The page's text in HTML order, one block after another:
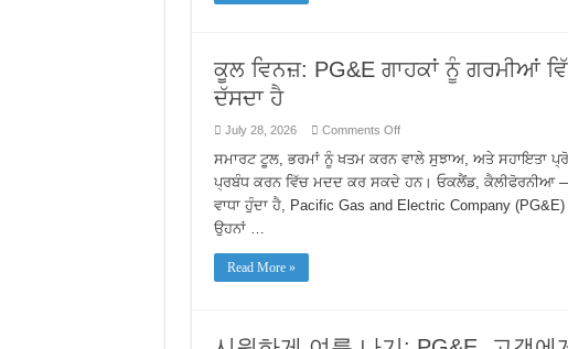
hàng
lượng
mùa
hè
ਕੂਲ ਵਿਨਜ਼: PG&E ਗਾਹਕਾਂ ਨੂੰ ਗਰਮੀਆਂ
ਦੱਸਦਾ ਹੈ
July 28, 2026 Comments Offon
ਵਿਨਜ਼:
ਗਾਹਕਾਂ
ਨੂੰ
ਗਰਮੀਆਂ
ਹੈ
ਸਮਾਰਟ ਟੂਲ, ਭਰਮਾਂ ਨੂੰ ਖਤਮ ਕਰਨ ਵਾਲੇ ਸੁਝਾਅ, ਅਤੇ ਸਹਾਇਤਾ
ਪ੍ਰਬੰਧ ਕਰਨ ਵਿੱਚ ਮਦਦ ਕਰ ਸਕਦੇ ਹਨ। ਓਕਲੈਂਡ, ਕੈਲੀਫੋਰਨੀਆ —
ਵਾਧਾ ਹੁੰਦਾ ਹੈ, Pacific Gas and Electric Company
ਉਹਨਾਂ …
Read More »